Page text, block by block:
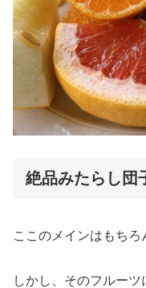
絶品みたらし団
ここのメインはもちろ
しかし、そのフルーツ